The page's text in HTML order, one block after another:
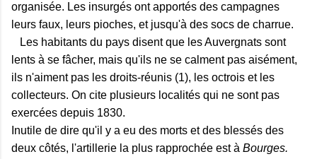
organisée. Les insurgés ont apportés des campagnes
leurs faux, leurs pioches, et jusqu'à des socs de charrue.
Les habitants du pays disent que les Auvergnats sont
lents à se fâcher, mais qu'ils ne se calment pas aisément,
ils n'aiment pas les droits-réunis (1), les octrois et les
collecteurs. On cite plusieurs localités qui ne sont pas
exercées depuis 1830.
Inutile de dire qu'il y a eu des morts et des blessés des
deux côtés, l'artillerie la plus rapprochée est à Bourges.